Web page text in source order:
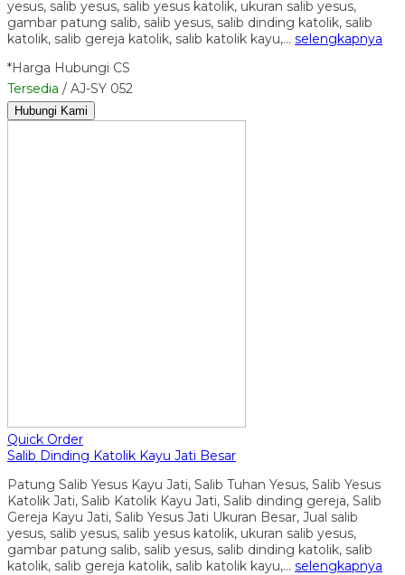
yesus, salib yesus, salib yesus katolik, ukuran salib yesus,
gambar patung salib, salib yesus, salib dinding katolik, salib
katolik, salib gereja katolik, salib katolik kayu,… selengkapnya
*Harga Hubungi CS
Tersedia / AJ-SY 052
Hubungi Kami
Quick Order
Salib Dinding Katolik Kayu Jati Besar
Patung Salib Yesus Kayu Jati, Salib Tuhan Yesus, Salib Yesus
Katolik Jati, Salib Katolik Kayu Jati, Salib dinding gereja, Salib
Gereja Kayu Jati, Salib Yesus Jati Ukuran Besar, Jual salib
yesus, salib yesus, salib yesus katolik, ukuran salib yesus,
gambar patung salib, salib yesus, salib dinding katolik, salib
katolik, salib gereja katolik, salib katolik kayu,… selengkapnya